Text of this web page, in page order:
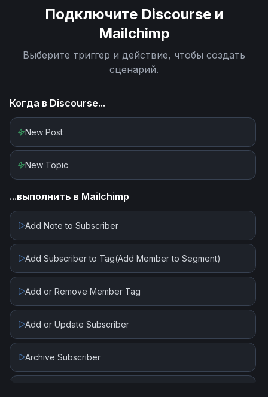
Подключите Discourse и
Mailchimp
Выберите триггер и действие, чтобы создать
сценарий.
Когда в Discourse...
New Post
New Topic
...выполнить в Mailchimp
Add Note to Subscriber
Add Subscriber to Tag(Add Member to Segment)
Add or Remove Member Tag
Add or Update Subscriber
Archive Subscriber